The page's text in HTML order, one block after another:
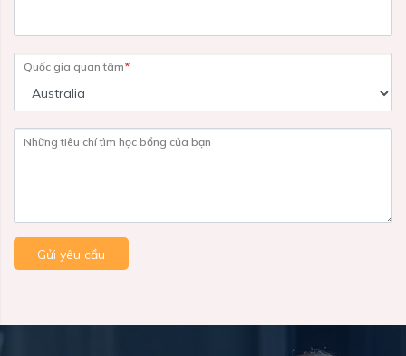
Quốc gia quan tâm*
Những tiêu chí tìm học bổng của bạn
Gửi yêu cầu